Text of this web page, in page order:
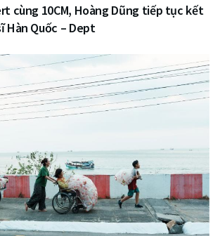
cùng 10CM, Hoàng Dũng tiếp tục kết
Hàn Quốc – Dept